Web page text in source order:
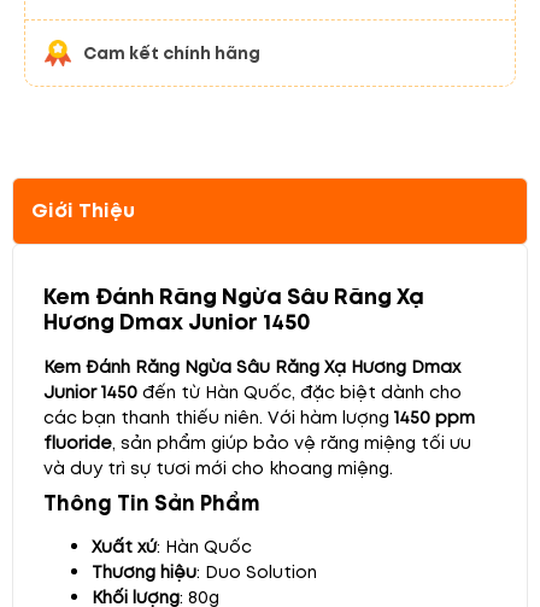
Cam kết chính hãng
Giới Thiệu
Kem Đánh Răng Ngừa Sâu Răng Xạ
Hương Dmax Junior 1450
Kem Đánh Răng Ngừa Sâu Răng Xạ Hương Dmax
Junior 1450 đến từ Hàn Quốc, đặc biệt dành cho
các bạn thanh thiếu niên. Với hàm lượng 1450 ppm
fluoride, sản phẩm giúp bảo vệ răng miệng tối ưu
và duy trì sự tươi mới cho khoang miệng.
Thông Tin Sản Phẩm
Xuất xứ: Hàn Quốc
Thương hiệu: Duo Solution
Khối lượng: 80g